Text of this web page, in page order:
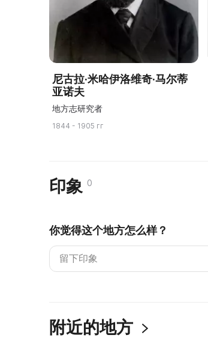
尼古拉·米哈伊洛维奇·马尔蒂
亚诺夫
地方志研究者
1844 - 1905 гг
印象 0
你觉得这个地方怎么样？
附近的地方